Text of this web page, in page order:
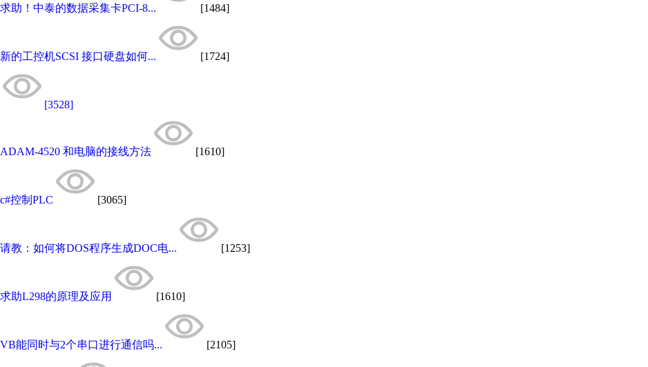
求助！中泰的数据采集卡PCI-8... [1484]
新的工控机SCSI 接口硬盘如何... [1724]
[3528]
ADAM-4520 和电脑的接线方法 [1610]
c#控制PLC [3065]
请教：如何将DOS程序生成DOC电... [1253]
求助L298的原理及应用 [1610]
VB能同时与2个串口进行通信吗... [2105]